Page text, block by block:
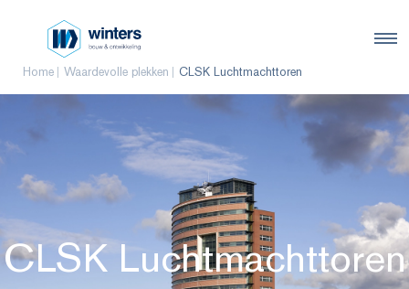
Home Waardevolle plekken CLSK Luchtmachttoren
CLSK Luchtmachttoren